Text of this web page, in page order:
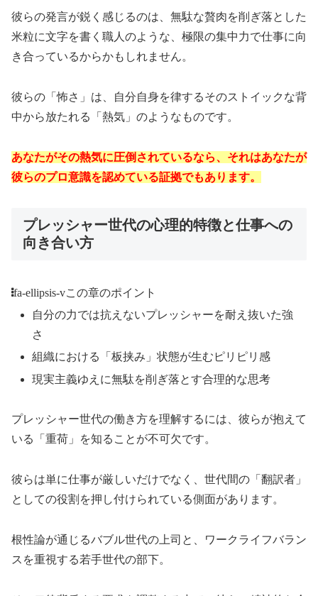
彼らの発言が鋭く感じるのは、無駄な贅肉を削ぎ落とした
米粒に文字を書く職人のような、極限の集中力で仕事に向
き合っているからかもしれません。
彼らの「怖さ」は、自分自身を律するそのストイックな背
中から放たれる「熱気」のようなものです。
あなたがその熱気に圧倒されているなら、それはあなたが
彼らのプロ意識を認めている証拠でもあります。
プレッシャー世代の心理的特徴と仕事への
向き合い方
fa-ellipsis-vこの章のポイント
自分の力では抗えないプレッシャーを耐え抜いた強
さ
組織における「板挟み」状態が生むピリピリ感
現実主義ゆえに無駄を削ぎ落とす合理的な思考
プレッシャー世代の働き方を理解するには、彼らが抱えて
いる「重荷」を知ることが不可欠です。
彼らは単に仕事が厳しいだけでなく、世代間の「翻訳者」
としての役割を押し付けられている側面があります。
根性論が通じるバブル世代の上司と、ワークライフバラン
スを重視する若手世代の部下。